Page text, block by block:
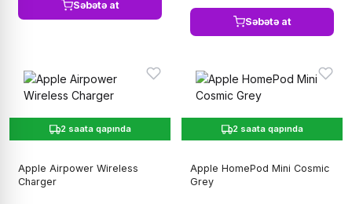
Səbətə at
Səbətə at
2 saata qapında
Apple Airpower Wireless
Charger
2 saata qapında
Apple HomePod Mini Cosmic
Grey